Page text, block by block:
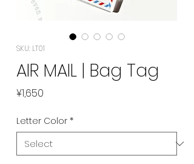
SKU: LT01
AIR MAIL | Bag Tag
¥1,650
Letter Color *